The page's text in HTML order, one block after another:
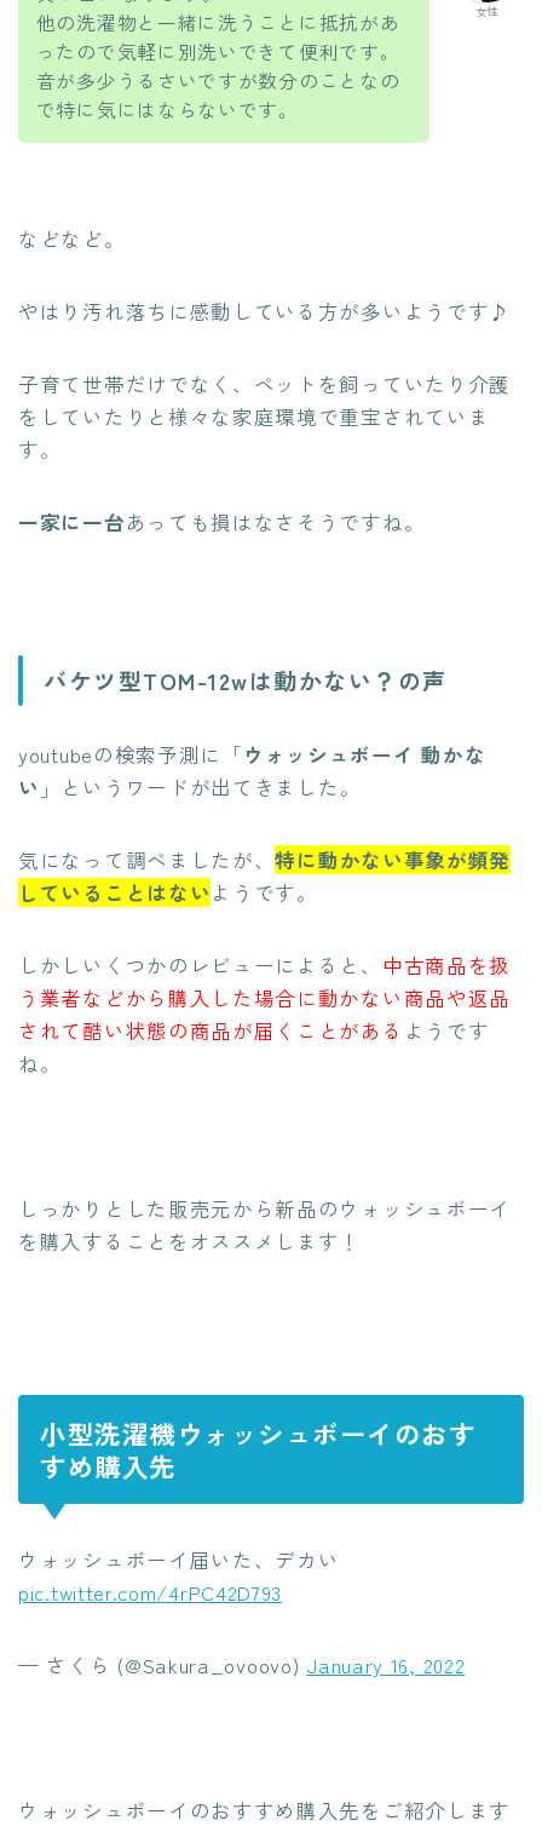
女性
他の洗濯物と一緒に洗うことに抵抗があ
ったので気軽に別洗いできて便利です。
音が多少うるさいですが数分のことなの
で特に気にはならないです。
などなど。
やはり汚れ落ちに感動している方が多いようです♪
子育て世帯だけでなく、ペットを飼っていたり介護
をしていたりと様々な家庭環境で重宝されていま
す。
一家に一台あっても損はなさそうですね。
バケツ型TOM-12wは動かない？の声
youtubeの検索予測に「 ウォッシュボーイ 動かな
い 」というワードが出てきました。
気になって調べましたが、特に動かない事象が頻発
していることはない ようです。
しかしいくつかのレビューによると、 中古商品を扱
う業者などから購入した場合に動かない商品や返品
されて酷い状態の商品が届くことがある ようです
ね。
しっかりとした販売元から新品のウォッシュボーイ
を購入することをオススメします！
小型洗濯機ウォッシュボーイのおす
すめ購入先
ウォッシュボーイ届いた、デカい
pic.twitter.com/4rPC42D793
— さくら (@Sakura_ovoovo) January 16, 2022
ウォッシュボーイのおすすめ購入先をご紹介します